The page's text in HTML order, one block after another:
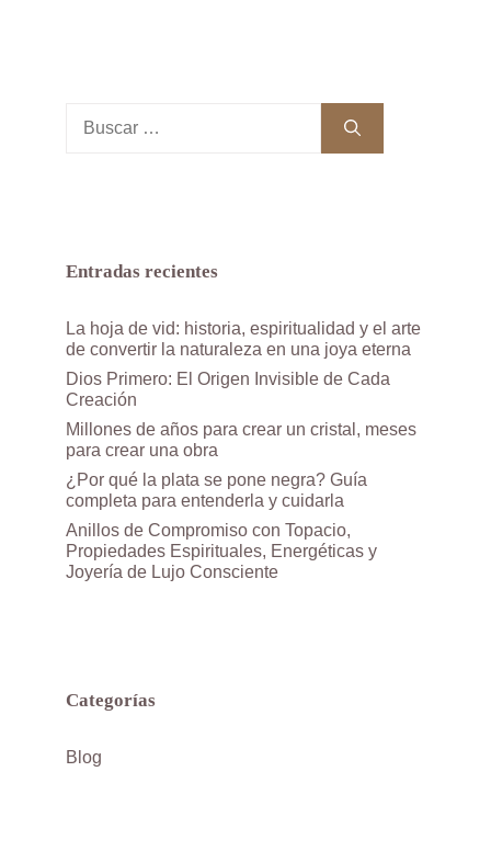
Entradas recientes
La hoja de vid: historia, espiritualidad y el arte
de convertir la naturaleza en una joya eterna
Dios Primero: El Origen Invisible de Cada
Creación
Millones de años para crear un cristal, meses
para crear una obra
¿Por qué la plata se pone negra? Guía
completa para entenderla y cuidarla
Anillos de Compromiso con Topacio,
Propiedades Espirituales, Energéticas y
Joyería de Lujo Consciente
Categorías
Blog